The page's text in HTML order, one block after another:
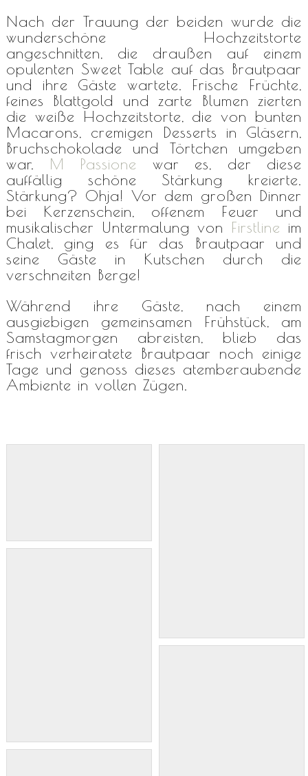
Nach der Trauung der beiden wurde die
wunderschöne Hochzeitstorte
angeschnitten, die draußen auf einem
opulenten Sweet Table auf das Brautpaar
und ihre Gäste wartete. Frische Früchte,
feines Blattgold und zarte Blumen zierten
die weiße Hochzeitstorte, die von bunten
Macarons, cremigen Desserts in Gläsern,
Bruchschokolade und Törtchen umgeben
war. M Passione war es, der diese
auffällig schöne Stärkung kreierte.
Stärkung? Ohja! Vor dem großen Dinner
bei Kerzenschein, offenem Feuer und
musikalischer Untermalung von Firstline im
Chalet, ging es für das Brautpaar und
seine Gäste in Kutschen durch die
verschneiten Berge!
Während ihre Gäste, nach einem
ausgiebigen gemeinsamen Frühstück, am
Samstagmorgen abreisten, blieb das
frisch verheiratete Brautpaar noch einige
Tage und genoss dieses atemberaubende
Ambiente in vollen Zügen.